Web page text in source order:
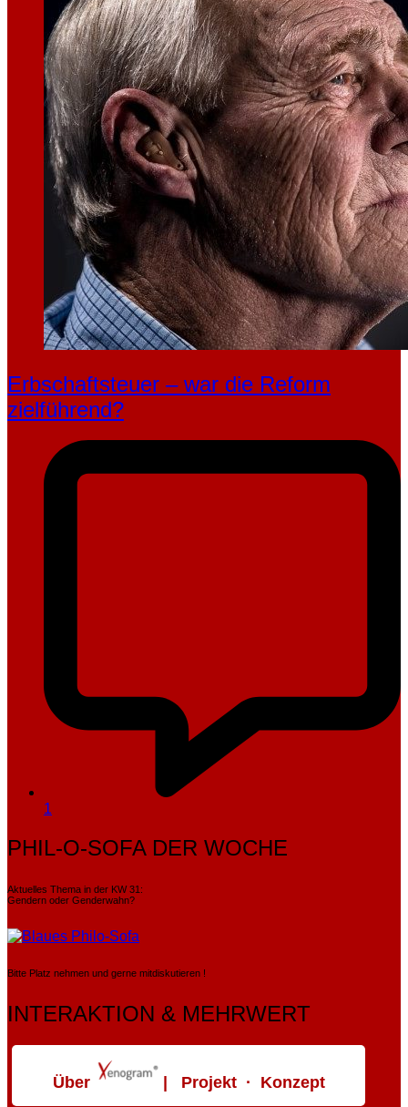
Erbschaftsteuer – war die Reform
zielführend?
1
PHIL-O-SOFA DER WOCHE
Aktuelles Thema in der KW 31:
Gendern oder Genderwahn?
Bitte Platz nehmen und gerne mitdiskutieren !
INTERAKTION & MEHRWERT
Über | Projekt · Konzept